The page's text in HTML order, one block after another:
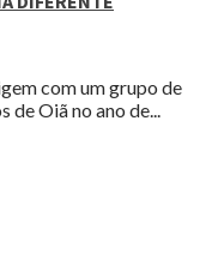
com um grupo de
de Oiã no ano de...